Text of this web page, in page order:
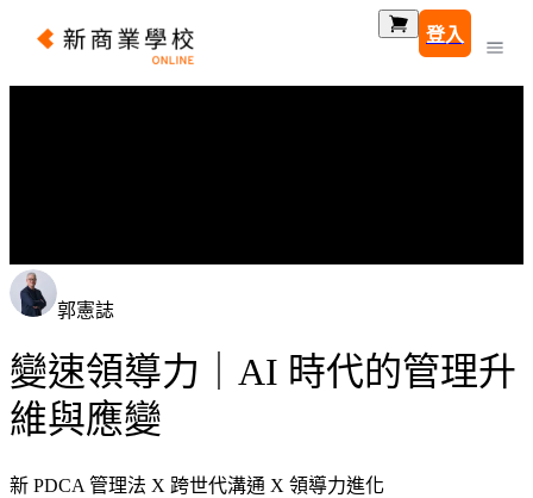
登入
郭憲誌
變速領導力｜AI 時代的管理升
維與應變
新 PDCA 管理法 X 跨世代溝通 X 領導力進化